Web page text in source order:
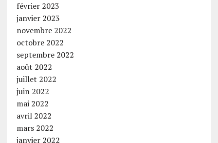
février 2023
janvier 2023
novembre 2022
octobre 2022
septembre 2022
août 2022
juillet 2022
juin 2022
mai 2022
avril 2022
mars 2022
janvier 2022